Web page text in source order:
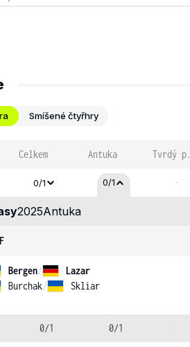
Smíšené čtyřhry
Celkem Antuka Tvrdý p.
0/1 0/1 -
2025Antuka
Bergen/
Lazar
Burchak/ Skliar
0/1 0/1 -